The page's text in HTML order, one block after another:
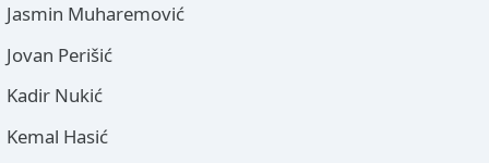
Jasmin Muharemović
Jovan Perišić
Kadir Nukić
Kemal Hasić